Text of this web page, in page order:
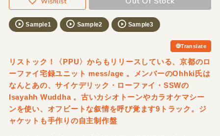
Sample1 Sample2 Sample3
Translate
リストック！〈PPU〉からもリリースしている、京都のロ
ーファイ宅録ユニット mess/age 。メンバーのOhhki氏は
なんとあの、サイケデリック・ローファイ・SSWの
Isayahh Wuddha 。古いカシオトーンやカラオケマシー
ンを使い、オフビートな叙情を呼び覚ます9トラック。ジ
ャケットも手作りの自主制作盤